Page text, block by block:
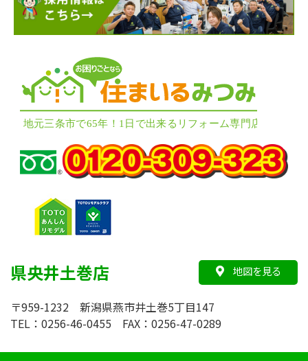
県央井土巻店 地図を見る
〒959-1232 新潟県燕市井土巻5丁目147
TEL：0256-46-0455 FAX：0256-47-0289